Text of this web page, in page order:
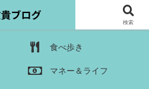
食べ歩き
マネー＆ライフ
検索